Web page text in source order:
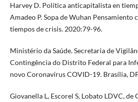
Harvey D. Política anticapitalista en
Amadeo P. Sopa de Wuhan Pensamiento
tiempos de crisis. 2020:79-96.
Ministério da Saúde. Secretaria de
Contingência do Distrito Federal para
novo Coronavírus COVID-19. Brasília,
Giovanella L, Escorel S, Lobato LDVC, de